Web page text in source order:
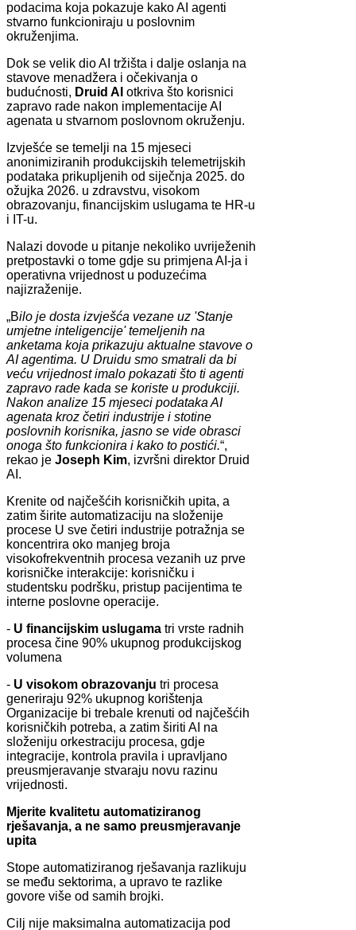
podacima koja pokazuje kako AI agenti
stvarno funkcioniraju u poslovnim
okruženjima.
Dok se velik dio AI tržišta i dalje oslanja na
stavove menadžera i očekivanja o
budućnosti, Druid AI otkriva što korisnici
zapravo rade nakon implementacije AI
agenata u stvarnom poslovnom okruženju.
Izvješće se temelji na 15 mjeseci
anonimiziranih produkcijskih telemetrijskih
podataka prikupljenih od siječnja 2025. do
ožujka 2026. u zdravstvu, visokom
obrazovanju, financijskim uslugama te HR-u
i IT-u.
Nalazi dovode u pitanje nekoliko uvriježenih
pretpostavki o tome gdje su primjena AI-ja i
operativna vrijednost u poduzećima
najizraženije.
„Bilo je dosta izvješća vezane uz 'Stanje
umjetne inteligencije' temeljenih na
anketama koja prikazuju aktualne stavove o
AI agentima. U Druidu smo smatrali da bi
veću vrijednost imalo pokazati što ti agenti
zapravo rade kada se koriste u produkciji.
Nakon analize 15 mjeseci podataka AI
agenata kroz četiri industrije i stotine
poslovnih korisnika, jasno se vide obrasci
onoga što funkcionira i kako to postići.“,
rekao je Joseph Kim, izvršni direktor Druid
AI.
Krenite od najčešćih korisničkih upita, a
zatim širite automatizaciju na složenije
procese U sve četiri industrije potražnja se
koncentrira oko manjeg broja
visokofrekventnih procesa vezanih uz prve
korisničke interakcije: korisničku i
studentsku podršku, pristup pacijentima te
interne poslovne operacije.
- U financijskim uslugama tri vrste radnih
procesa čine 90% ukupnog produkcijskog
volumena
- U visokom obrazovanju tri procesa
generiraju 92% ukupnog korištenja
Organizacije bi trebale krenuti od najčešćih
korisničkih potreba, a zatim širiti AI na
složeniju orkestraciju procesa, gdje
integracije, kontrola pravila i upravljano
preusmjeravanje stvaraju novu razinu
vrijednosti.
Mjerite kvalitetu automatiziranog
rješavanja, a ne samo preusmjeravanje
upita
Stope automatiziranog rješavanja razlikuju
se među sektorima, a upravo te razlike
govore više od samih brojki.
Cilj nije maksimalna automatizacija pod